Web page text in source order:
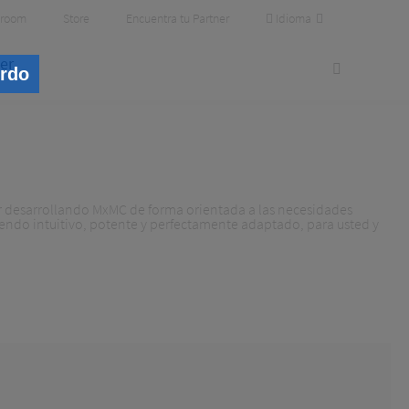
Store Encuentra tu Partner Idioma
MxMC de forma orientada a las necesidades
intuitivo, potente y perfectamente adaptado, para usted y